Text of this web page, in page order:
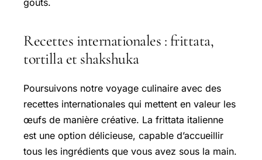
Recettes internationales : frittata,
tortilla et shakshuka
Poursuivons notre voyage culinaire avec des
recettes internationales qui mettent en valeur les
œufs de manière créative. La frittata italienne
est une option délicieuse, capable d’accueillir
tous les ingrédients que vous avez sous la main.